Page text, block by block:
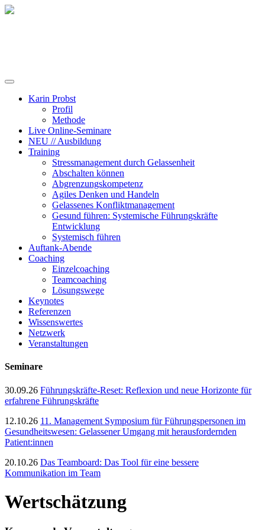
Karin Probst
Profil
Methode
Live Online-Seminare
NEU // Ausbildung
Training
Stressmanagement durch Gelassenheit
Abschalten können
Abgrenzungskompetenz
Agiles Denken und Handeln
Gelassenes Konfliktmanagement
Gesund führen: Systemische Führungskräfte
Entwicklung
Systemisch führen
Auftank-Abende
Coaching
Einzelcoaching
Teamcoaching
Lösungswege
Keynotes
Referenzen
Wissenswertes
Netzwerk
Veranstaltungen
Seminare
30.09.26 Führungskräfte-Reset: Reflexion und neue Horizonte für
erfahrene Führungskräfte
12.10.26 11. Management Symposium für Führungspersonen im
Gesundheitswesen: Gelassener Umgang mit herausfordernden
Patient:innen
20.10.26 Das Teamboard: Das Tool für eine bessere
Kommunikation im Team
Wertschätzung